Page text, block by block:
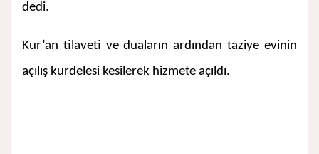
dedi.
Kur’an tilaveti ve duaların ardından taziye evinin
açılış kurdelesi kesilerek hizmete açıldı.